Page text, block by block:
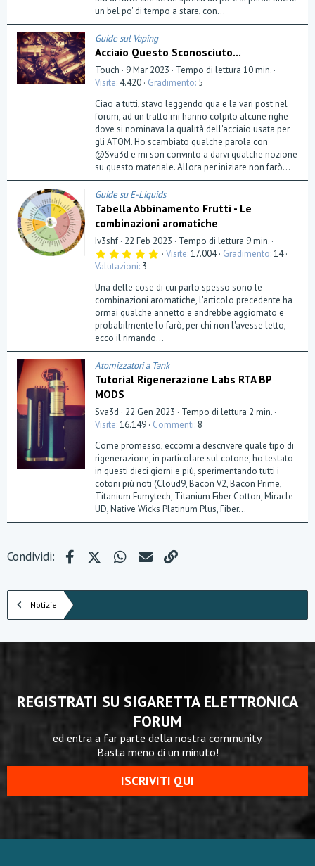
(
e
)
un bel po' di tempo a stare, con...
Guide sul Vaping
Acciaio Questo Sconosciuto...
Touch 9 Mar 2023
Tempo di lettura 10 min.
Visite 4.420 Gradimento 5
Ciao a tutti, stavo leggendo qua e la vari post nel
forum, ad un tratto mi hanno colpito alcune righe
dove si nominava la qualità dell'acciaio usata per
gli ATOM. Ho scambiato qualche parola con
@Sva3d e mi son convinto a darvi qualche nozione
su questo materiale. Allora per iniziare non farò...
Guide su E-Liquids
Tabella Abbinamento Frutti - Le
combinazioni aromatiche
Iv3shf 22 Feb 2023
Tempo di lettura 9 min.
5
0
s
t
e
l
l
(
e
)
Visite 17.004 Gradimento 14
Valutazioni 3
Una delle cose di cui parlo spesso sono le
combinazioni aromatiche, l'articolo precedente ha
ormai qualche annetto e andrebbe aggiornato e
probabilmente lo farò, per chi non l'avesse letto,
ecco il rimando...
Atomizzatori a Tank
Tutorial Rigenerazione Labs RTA BP
MODS
Sva3d 22 Gen 2023
Tempo di lettura 2 min.
Visite 16.149 Commenti 8
Come promesso, eccomi a descrivere quale tipo di
rigenerazione, in particolare sul cotone, ho testato
in questi dieci giorni e più, sperimentando tutti i
cotoni più noti (Cloud9, Bacon V2, Bacon Prime,
Titanium Fumytech, Titanium Fiber Cotton, Miracle
UD, Native Wicks Platinum Plus, Fiber...
Condividi: FacebookX (Twitter)WhatsApp
e-mail
Notizie
REGISTRATI SU SIGARETTA ELETTRONICA
FORUM
ed entra a far parte della nostra community.
Basta meno di un minuto!
ISCRIVITI QUI